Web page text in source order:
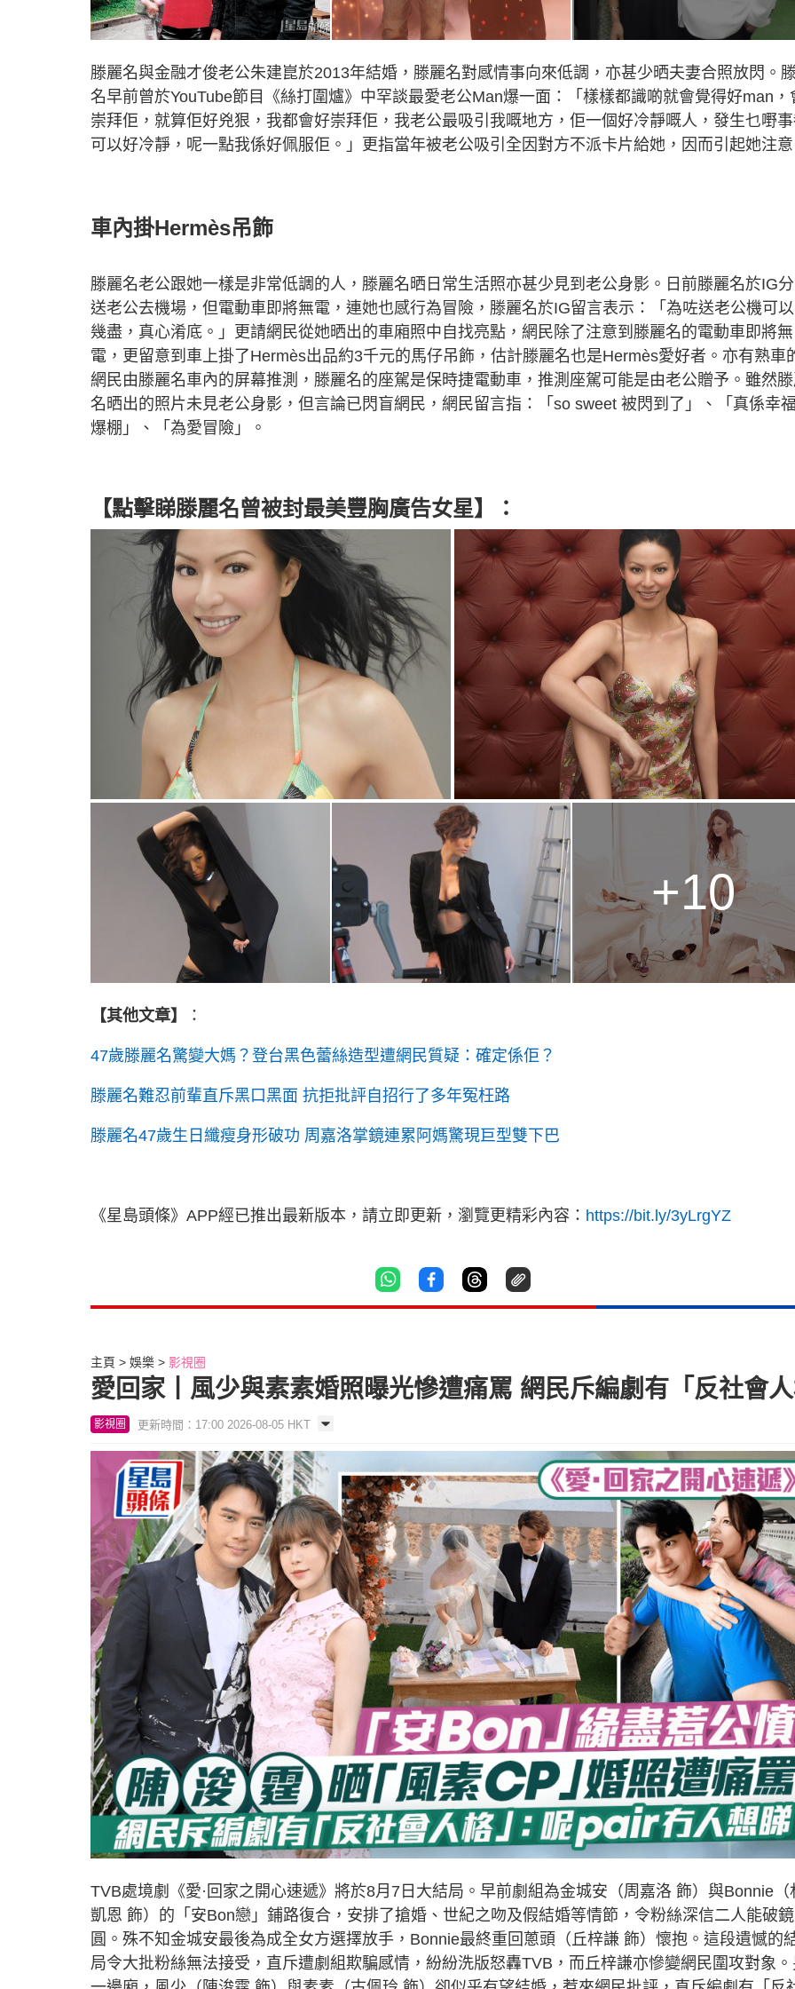
滕麗名與金融才俊老公朱建崑於2013年結婚，滕麗名對感情事向來低調，亦甚少晒夫妻合照放閃。
名早前曾於YouTube節目《絲打圍爐》中罕談最愛老公Man爆一面：「樣樣都識啲就會覺得好man，
崇拜佢，就算佢好兇狠，我都會好崇拜佢，我老公最吸引我嘅地方，佢一個好冷靜嘅人，發生乜嘢
可以好冷靜，呢一點我係好佩服佢。」更指當年被老公吸引全因對方不派卡片給她，因而引起她注
車內掛Hermès吊飾
滕麗名老公跟她一樣是非常低調的人，滕麗名晒日常生活照亦甚少見到老公身影。日前滕麗名於IG
送老公去機場，但電動車即將無電，連她也感行為冒險，滕麗名於IG留言表示：「為咗送老公機可
幾盡，真心淆底。」更請網民從她晒出的車廂照中自找亮點，網民除了注意到滕麗名的電動車即將無
電，更留意到車上掛了Hermès出品約3千元的馬仔吊飾，估計滕麗名也是Hermès愛好者。亦有熟車
網民由滕麗名車內的屏幕推測，滕麗名的座駕是保時捷電動車，推測座駕可能是由老公贈予。雖然
名晒出的照片未見老公身影，但言論已閃盲網民，網民留言指：「so sweet 被閃到了」、「真係幸
爆棚」、「為愛冒險」。
【點擊睇滕麗名曾被封最美豐胸廣告女星】：
+10
【其他文章】 ：
47歲滕麗名驚變大媽？登台黑色蕾絲造型遭網民質疑：確定係佢？
滕麗名難忍前輩直斥黑口黑面 抗拒批評自招行了多年冤枉路
滕麗名47歲生日纖瘦身形破功 周嘉洛掌鏡連累阿媽驚現巨型雙下巴
《星島頭條》APP經已推出最新版本，請立即更新，瀏覽更精彩內容： https://bit.ly/3yLrgYZ
主頁 娛樂 影視圈
愛回家丨風少與素素婚照曝光慘遭痛罵 網民斥編劇有「反社會
影視圈 更新時間：17:00 2026-08-05 HKT
TVB處境劇《愛·回家之開心速遞》將於8月7日大結局。早前劇組為金城安（周嘉洛 飾）與Bonnie（
凱恩 飾）的「安Bon戀」鋪路復合，安排了搶婚、世紀之吻及假結婚等情節，令粉絲深信二人能破
圓。殊不知金城安最後為成全女方選擇放手，Bonnie最終重回蔥頭（丘梓謙 飾）懷抱。這段遺憾的
局令大批粉絲無法接受，直斥遭劇組欺騙感情，紛紛洗版怒轟TVB，而丘梓謙亦慘變網民圍攻對象